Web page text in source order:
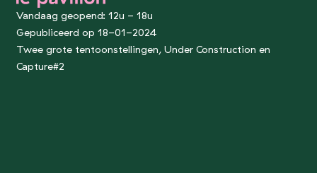
le pavillon
Vandaag geopend: 12u - 18u
Gepubliceerd op 18-01-2024
Twee grote tentoonstellingen, Under Construction en
Capture#2